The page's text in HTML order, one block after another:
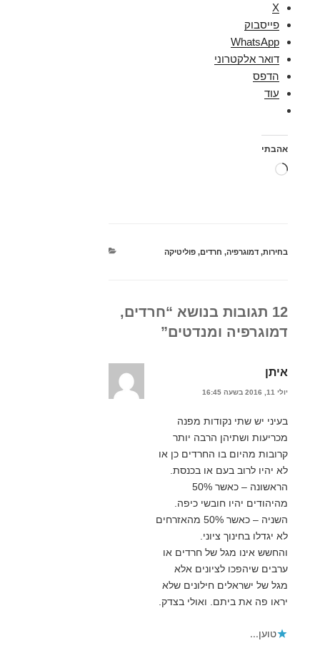
X
פייסבוק
WhatsApp
דואר אלקטרוני
הדפס
עוד
אהבתי
טוען...
קטגוריות
בחירות, דמוגרפיה, חרדים, פוליטיקה
12 תגובות בנושא “חרדים,
דמוגרפיה ומנדטים”
איתן
יולי 11, 2016 בשעה 16:45
בעיני יש שתי נקודות מפנה
מכריעות ושתיהן הרבה יותר
קרובות מהיום בו החרדים כן או
לא יהיו לרוב בעם או בכנסת.
הראשונה – כאשר 50%
מהיהודים יהיו חובשי כיפה.
השניה – כאשר 50% מהאזרחים
לא יגדלו בחינוך ציוני.
והחשש אינו מגל של חרדים או
ערבים שיהפכו לציונים אלא
מגל של ישראלים חילונים שלא
יראו פה את ביתם. ואולי בצדק.
טוען...